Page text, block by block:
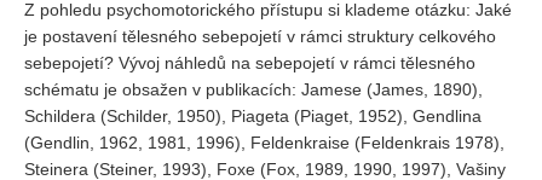
Z pohledu psychomotorického přístupu si klademe otázku: Jaké
je postavení tělesného sebepojetí v rámci struktury celkového
sebepojetí? Vývoj náhledů na sebepojetí v rámci tělesného
schématu je obsažen v publikacích: Jamese (James, 1890),
Schildera (Schilder, 1950), Piageta (Piaget, 1952), Gendlina
(Gendlin, 1962, 1981, 1996), Feldenkraise (Feldenkrais 1978),
Steinera (Steiner, 1993), Foxe (Fox, 1989, 1990, 1997), Vašiny